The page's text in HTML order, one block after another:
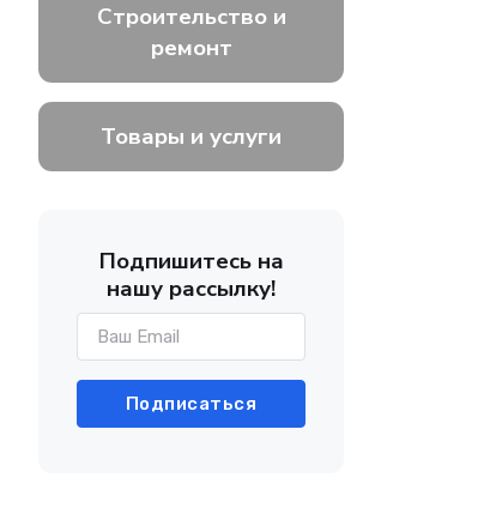
Строительство и
ремонт
Товары и услуги
Подпишитесь на
нашу рассылку!
Подписаться